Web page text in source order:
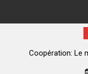
Coopération: Le